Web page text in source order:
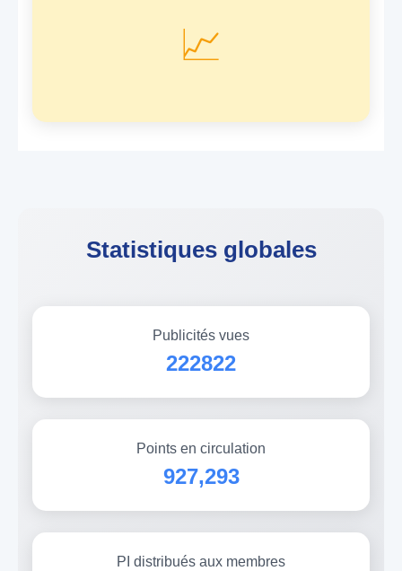
📈
Statistiques globales
Publicités vues
222822
Points en circulation
927,293
PI distribués aux membres